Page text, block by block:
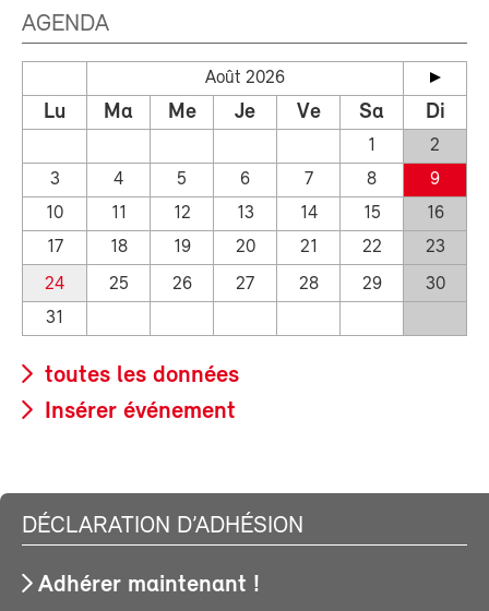
AGENDA
Août 2026
Lu Ma Me Je Ve Sa Di
1
2
3
4 5 6 7 8
9
10
11 12 13 14 15
16
17
18 19 20 21 22
23
24
25 26 27 28 29
30
31
toutes les données
Insérer événement
DÉCLARATION D’ADHÉSION
Adhérer maintenant !